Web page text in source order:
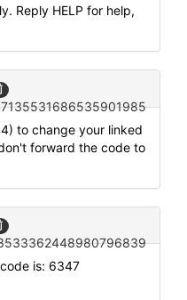
Reply HELP for help,
to change your linked
forward the code to
code is: 6347